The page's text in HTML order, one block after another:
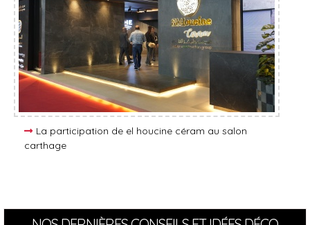
La participation de el houcine céram au salon
carthage